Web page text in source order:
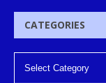
CATEGORIES